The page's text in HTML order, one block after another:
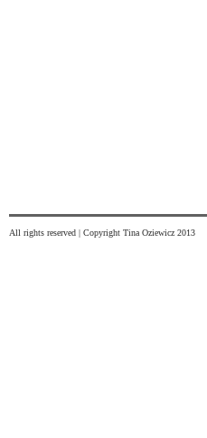
All rights reserved | Copyright Tina Oziewicz 2013